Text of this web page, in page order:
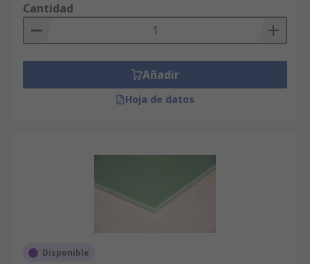
Cantidad
Añadir
Hoja de datos
Disponible